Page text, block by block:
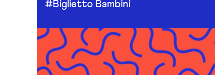
#Biglietto Bambini